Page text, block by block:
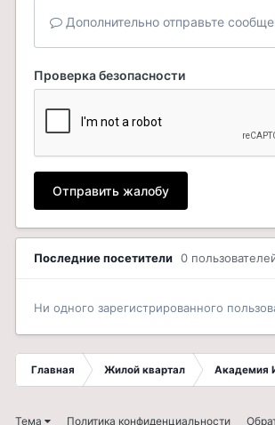
Дополнительно отправьте
Проверка безопасности
Отправить жалобу
Последние посетители 0
Ни одного зарегистрированного
Главная Жилой квартал Академия
Тема Политика конфиденциальности